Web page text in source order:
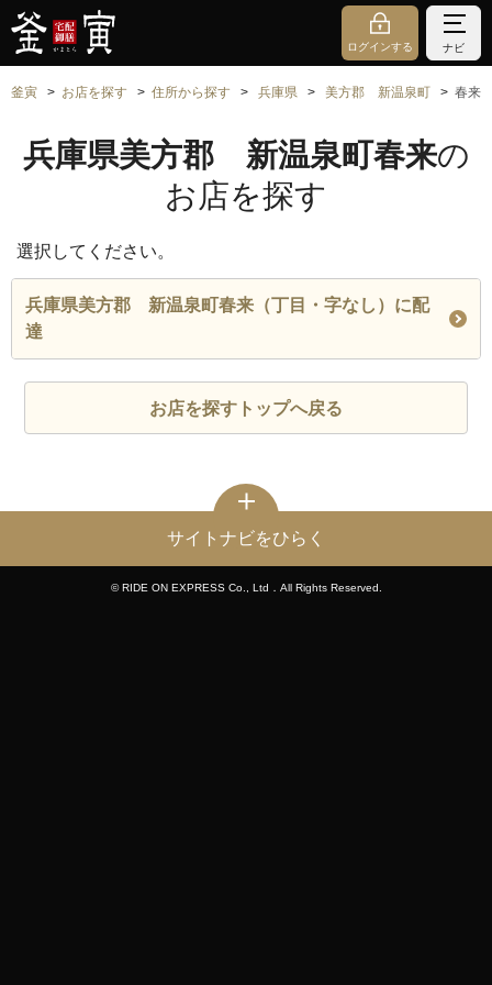
ログインする ナビ
釜寅 お店を探す 住所から探す 兵庫県 美方郡 新温泉町 春来
兵庫県美方郡 新温泉町春来の
お店を探す
選択してください。
兵庫県美方郡 新温泉町春来（丁目・字なし）に配
達
お店を探すトップへ戻る
サイトナビをひらく
© RIDE ON EXPRESS Co., Ltd．All Rights Reserved.